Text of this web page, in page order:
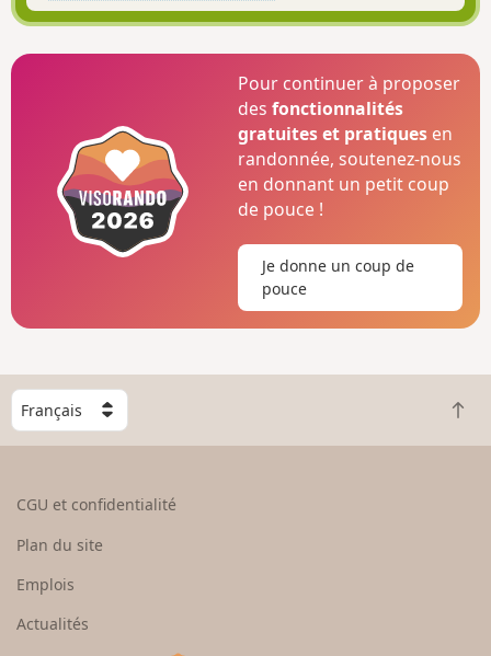
Pour continuer à proposer
desfonctionnalités
gratuites et pratiques en
randonnée, soutenez-nous
en donnant un petit coup
de pouce !
Je donne un coup de
pouce
C
h
o
e
u
R
e
CGU et confidentialité
Plan du site
Emplois
Actualités